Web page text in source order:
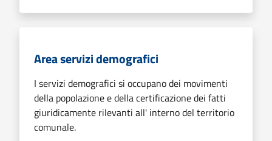
Area servizi demografici
I servizi demografici si occupano dei movimenti
della popolazione e della certificazione dei fatti
giuridicamente rilevanti all' interno del territorio
comunale.